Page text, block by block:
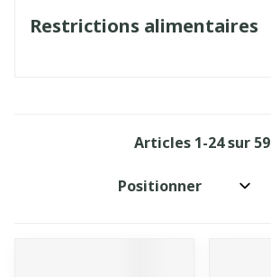
Restrictions alimentaires
Articles 1-24sur 59
Trier par: